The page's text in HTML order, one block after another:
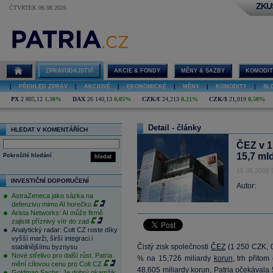
ČTVRTEK 06.08.2026
ZPRAVODAJSTVÍ AKCIE & FONDY MĚNY & SAZBY
PŘEHLED ZPRÁV AKCIOVÉ EKONOMICKÉ MĚNY KOMODITY
PX 2 805,12 1,30% DAX 26 140,13 0,05% CZK/€ 24,213 0,21% CZK/$ 21,019 0,50%
HLEDAT V KOMENTÁŘÍCH
hledat
Pokročilé hledání
INVESTIČNÍ DOPORUČENÍ
AstraZeneca jako sázka na
defenzivu mimo AI horečku
Arista Networks: AI může firmě
zajistit příznivý vítr do zad
Analytický radar: Colt CZ roste díky
vyšší marži, širší integraci i
stabilnějšímu byznysu
Nové střelivo pro další růst. Patria
mění cílovou cenu pro Colt CZ
Detail - články
ČEZ v
15,7
15.05.2008
Autor:
Čistý zisk společnosti ČEZ (1 250 CZK,
% na 15,726 miliardy korun, trh
48,605 miliardy korun, Patria očekávala